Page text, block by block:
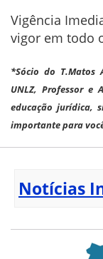
Vigência
vigor em todo
*Sócio do T.Matos
UNLZ, Professor e
educação jurídica,
importante para
Notícias